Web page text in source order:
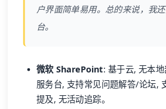
户界面简单易用。总的来说，我
台。
微软 SharePoint: 基于云, 无本
服务台, 支持常见问题解答/论坛,
提及, 无活动追踪。